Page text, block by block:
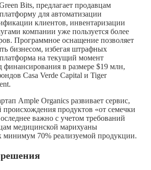
Bits, предлагает продавцам
для автоматизации
клиентов, инвентаризации
компании уже пользуется более
Программное оснащение позволяет
бизнесом, избегая штрафных
на текущий момент
финансирования в размере $19 млн,
Casa Verde Capital и Tiger
Ample Organics развивает сервис,
продуктов «от семечки
важно с учетом требований
медицинской марихуаны
минимум 70% реализуемой продукции.